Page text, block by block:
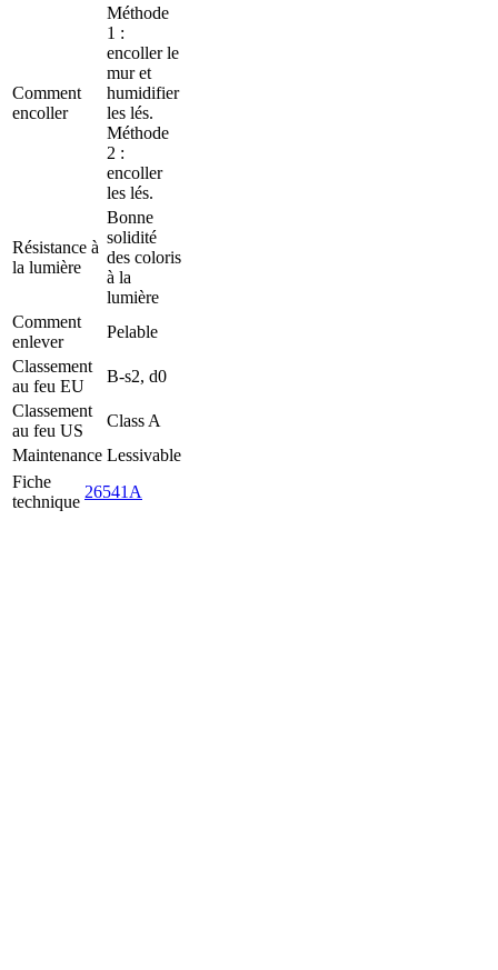
Comment
encoller
Méthode
1 :
encoller le
mur et
humidifier
les lés.
Méthode
2 :
encoller
les lés.
Résistance à
la lumière
Bonne
solidité
des coloris
à la
lumière
Comment
enlever
Pelable
Classement
au feu EU
B-s2, d0
Classement
au feu US
Class A
Maintenance Lessivable
Fiche
technique
26541A